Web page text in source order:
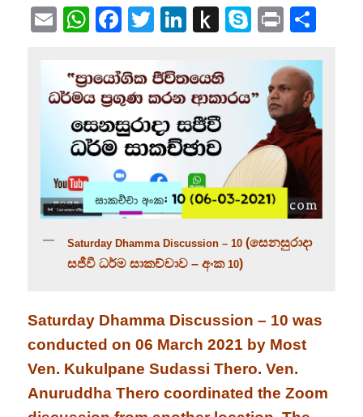
EmailWhatsApp
Facebook
Twitter
LinkedIn
Push
to
Kindle
Skype
Print
Saturday Dhamma Discussion – 10(සෙනසුරාදා
සජීවී ධර්ම සාකච්චාව – අංක10)
Saturday Dhamma Discussion – 10 was
conducted on 06 March 2021 by Most
Ven. Kukulpane Sudassi Thero. Ven.
Anuruddha Thero coordinated the Zoom